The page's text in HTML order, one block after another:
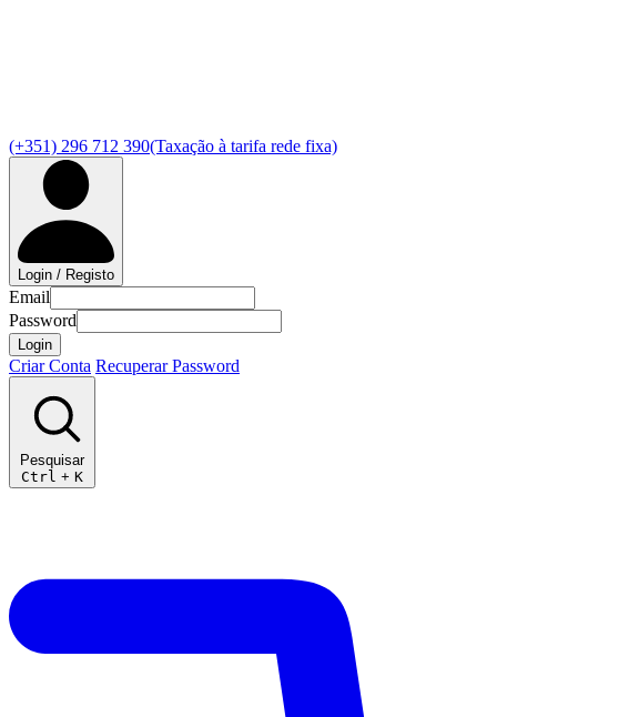
(+351) 296 712 390(Taxação à tarifa rede fixa)
Login / Registo
Email
Password
Login
Criar Conta Recuperar Password
Pesquisar
Ctrl + K